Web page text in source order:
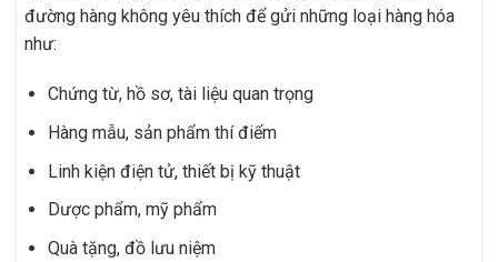
đường hàng không yêu thích để gửi những loại hàng hóa
như:
Chứng từ, hồ sơ, tài liệu quan trọng
Hàng mẫu, sản phẩm thí điểm
Linh kiện điện tử, thiết bị kỹ thuật
Dược phẩm, mỹ phẩm
Quà tặng, đồ lưu niệm